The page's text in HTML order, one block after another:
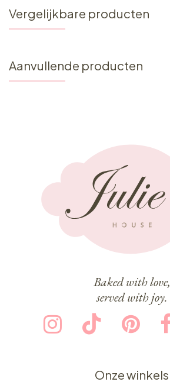
Vergelijkbare producten
Aanvullende producten
Baked with love,
served with joy.
Onze winkels